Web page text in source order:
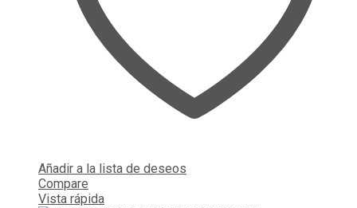
Añadir a la lista de deseos
Compare
Vista rápida